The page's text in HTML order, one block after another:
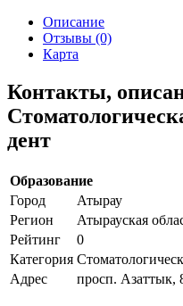
Описание
Отзывы (0)
Карта
Контакты,
дент
Образование
Город
Атырау
Регион
Атырауская
Рейтинг
0
Категория
Адрес
просп. Азаттык,